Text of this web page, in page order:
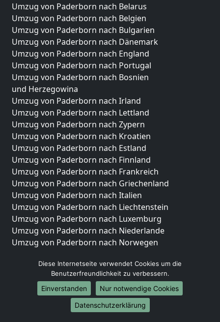
Umzug von Paderborn nach Belarus
Umzug von Paderborn nach Belgien
Umzug von Paderborn nach Bulgarien
Umzug von Paderborn nach Dänemark
Umzug von Paderborn nach England
Umzug von Paderborn nach Portugal
Umzug von Paderborn nach Bosnien
und Herzegowina
Umzug von Paderborn nach Irland
Umzug von Paderborn nach Lettland
Umzug von Paderborn nach Zypern
Umzug von Paderborn nach Kroatien
Umzug von Paderborn nach Estland
Umzug von Paderborn nach Finnland
Umzug von Paderborn nach Frankreich
Umzug von Paderborn nach Griechenland
Umzug von Paderborn nach Italien
Umzug von Paderborn nach Liechtenstein
Umzug von Paderborn nach Luxemburg
Umzug von Paderborn nach Niederlande
Umzug von Paderborn nach Norwegen
Umzüge-Deutschlandweit
Umzug von Paderborn nach Berlin
Umzug von Paderborn nach Hamburg
Umzug von Paderborn nach München
Umzug von Paderborn nach Köln
Diese Internetseite verwendet Cookies um die
Benutzerfreundlichkeit zu verbessern.
Einverstanden
Nur notwendige Cookies
Datenschutzerklärung